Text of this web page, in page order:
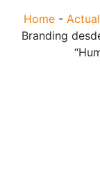
Home-
Branding